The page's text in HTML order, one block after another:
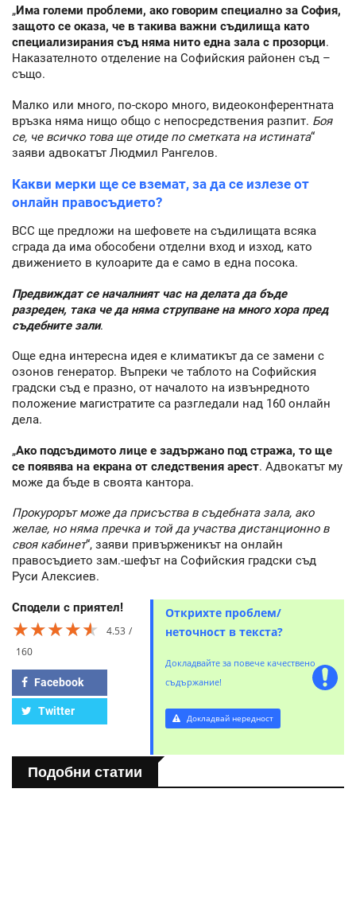
„Има големи проблеми, ако говорим специално за София,
защото се оказа, че в такива важни съдилища като
специализирания съд няма нито една зала с прозорци.
Наказателното отделение на Софийския районен съд –
също.
Малко или много, по-скоро много, видеоконферентната
връзка няма нищо общо с непосредствения разпит. Боя
се, че всичко това ще отиде по сметката на истината“
заяви адвокатът Людмил Рангелов.
Какви мерки ще се вземат, за да се излезе от
онлайн правосъдието?
ВСС ще предложи на шефовете на съдилищата всяка
сграда да има обособени отделни вход и изход, като
движението в кулоарите да е само в една посока.
Предвиждат се началният час на делата да бъде
разреден, така че да няма струпване на много хора пред
съдебните зали.
Още една интересна идея е климатикът да се замени с
озонов генератор. Въпреки че таблото на Софийския
градски съд е празно, от началото на извънредното
положение магистратите са разгледали над 160 онлайн
дела.
„Ако подсъдимото лице е задържано под стража, то ще
се появява на екрана от следствения арест. Адвокатът му
може да бъде в своята кантора.
Прокурорът може да присъства в съдебната зала, ако
желае, но няма пречка и той да участва дистанционно в
своя кабинет“, заяви привърженикът на онлайн
правосъдието зам.-шефът на Софийския градски съд
Руси Алексиев.
Сподели с приятел!
★★★★★
★★★★★
★★★★★
4.53
160
Facebook
Twitter
Открихте проблем/
неточност в текста?
Докладвайте за повече качествено
съдържание!
Докладвай нередност
Подобни статии